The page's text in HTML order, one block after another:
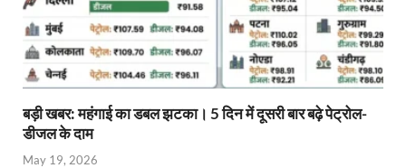
बड़ी खबर: महंगाई का डबल झटका। 5 दिन में दूसरी बार बढ़े पेट्रोल-
डीजल के दाम
May 19, 2026